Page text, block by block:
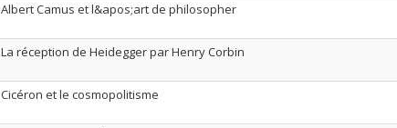
Albert Camus et l&apos;art de philosopher
La réception de Heidegger par Henry Corbin
Cicéron et le cosmopolitisme